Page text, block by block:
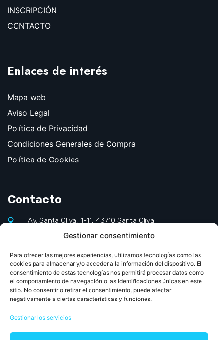
Gestionar consentimiento
Para ofrecer las mejores experiencias, utilizamos tecnologías como las
cookies para almacenar y/o acceder a la información del dispositivo. El
consentimiento de estas tecnologías nos permitirá procesar datos como
el comportamiento de navegación o las identificaciones únicas en este
sitio. No consentir o retirar el consentimiento, puede afectar
negativamente a ciertas características y funciones.
Gestionar los servicios
INSCRIPCIÓN
CONTACTO
Enlaces de interés
Mapa web
Aviso Legal
Política de Privacidad
Condiciones Generales de Compra
Política de Cookies
Contacto
Av. Santa Oliva, 1-11, 43710 Santa Oliva
977 660 140
info@jornadapediatriapcv.com